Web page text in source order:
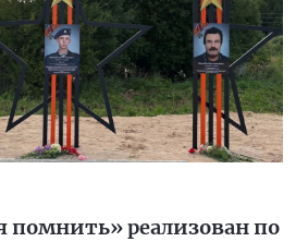
помнить» реализован по